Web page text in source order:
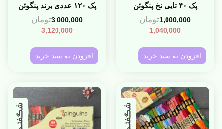
پک ۴۰ تایی نخ پنگوئن
1,040,000
1,000,000تومان
افزودن به سبد خرید
پک ۱۲۰ عددی برند پنگوئن
3,120,000
3,000,000تومان
افزودن به سبد خرید